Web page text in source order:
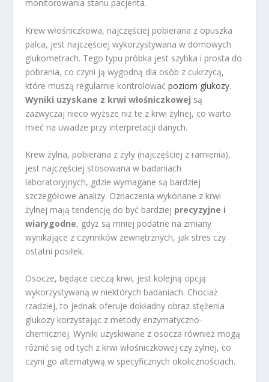
monitorowania stanu pacjenta.
Krew włośniczkowa, najczęściej pobierana z opuszka
palca, jest najczęściej wykorzystywana w domowych
glukometrach. Tego typu próbka jest szybka i prosta do
pobrania, co czyni ją wygodną dla osób z cukrzycą,
które muszą regularnie kontrolowaćpoziom glukozy.
Wyniki uzyskane z krwi włośniczkowej są
zazwyczaj nieco wyższe niż te z krwi żylnej, co warto
mieć na uwadze przy interpretacji danych.
Krew żylna, pobierana z żyły (najczęściej z ramienia),
jest najczęściej stosowana w badaniach
laboratoryjnych, gdzie wymagane są bardziej
szczegółowe analizy. Oznaczenia wykonane z krwi
żylnej mają tendencję do być bardziej precyzyjne i
wiarygodne, gdyż są mniej podatne na zmiany
wynikające z czynników zewnętrznych, jak stres czy
ostatni posiłek.
Osocze, będące cieczą krwi, jest kolejną opcją
wykorzystywaną w niektórych badaniach. Chociaż
rzadziej, to jednak oferuje dokładny obraz stężenia
glukozy korzystając z metody enzymatyczno-
chemicznej. Wyniki uzyskiwane z osocza również mogą
różnić się od tych z krwi włośniczkowej czy żylnej, co
czyni go alternatywą w specyficznych okolicznościach.